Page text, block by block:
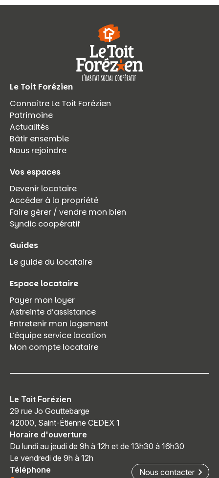
Rechercher
Le Toit Forézien
Connaître Le Toit Forézien
Patrimoine
Actualités
Bâtir ensemble
Nous rejoindre
Vos espaces
Devenir locataire
Accéder à la propriété
Faire gérer / vendre mon bien
Syndic coopératif
Guides
Le guide du locataire
Espace locataire
Payer mon loyer
Astreinte d’assistance
Entretenir mon logement
L’équipe service location
Mon compte locataire
Le Toit Forézien
29 rue Jo Gouttebarge
42000, Saint-Étienne CEDEX 1
Horaire d'ouverture
Du lundi au jeudi de 9h à 12h et de 13h30 à 16h30
Le vendredi de 9h à 12h
Téléphone
Nous contacter